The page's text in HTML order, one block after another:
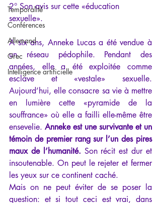
Temporalité
Conférences
Allemand
Grec
Intelligence artificielle
2° Son avis sur cette «éducation
sexuelle».
A six ans, Anneke Lucas a été vendue à
un réseau pédophile. Pendant des
années, elle a été exploitée comme
esclave et «vestale» sexuelle.
Aujourd’hui, elle consacre sa vie à mettre
en lumière cette «pyramide de la
souffrance» où elle a failli elle-même être
ensevelie. Anneke est une survivante et un
témoin de premier rang sur l’un des pires
maux de l’humanité. Son récit est dur et
insoutenable. On peut le rejeter et fermer
les yeux sur ce continent caché.
Mais on ne peut éviter de se poser la
question: et si tout ceci est vrai, dans